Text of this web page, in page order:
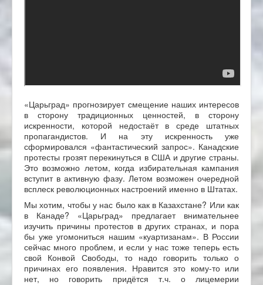
«Царьград» прогнозирует смещение наших интересов
в сторону традиционных ценностей, в сторону
искренности, которой недостаёт в среде штатных
пропагандистов. И на эту искренность уже
сформировался «фантастический запрос». Канадские
протесты грозят перекинуться в США и другие страны.
Это возможно летом, когда избирательная кампания
вступит в активную фазу. Летом возможен очередной
всплеск революционных настроений именно в Штатах.
Мы хотим, чтобы у нас было как в Казахстане? Или как
в Канаде? «Царьград» предлагает внимательнее
изучить причины протестов в других странах, и пора
бы уже угомониться нашим «куартизанам». В России
сейчас много проблем, и если у нас тоже теперь есть
свой Конвой Свободы, то надо говорить только о
причинах его появления. Нравится это кому-то или
нет, но говорить придётся т.ч. о лицемерии